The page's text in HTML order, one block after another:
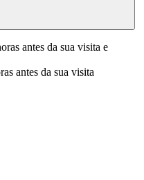
antes da sua visita e
antes da sua visita